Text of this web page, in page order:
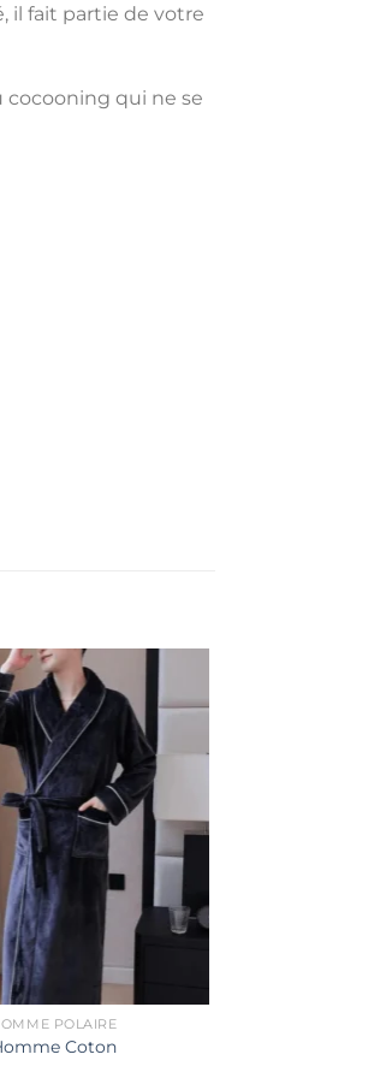
il fait partie de votre
cocooning qui ne se
Ajouter
à la liste
de
souhaits
POLAIRE
Coton